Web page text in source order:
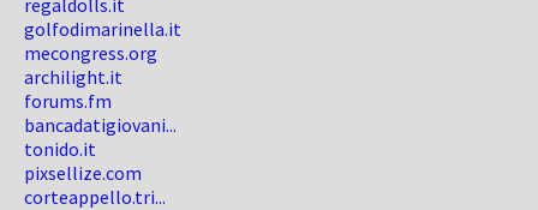
regaldolls.it
golfodimarinella.it
mecongress.org
archilight.it
forums.fm
bancadatigiovani...
tonido.it
pixsellize.com
corteappello.tri...